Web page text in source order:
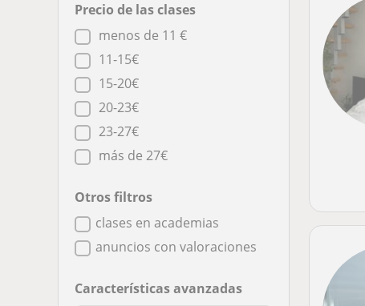
Precio de las clases
menos de 11 €
11-15€
15-20€
20-23€
23-27€
más de 27€
Otros filtros
clases en academias
anuncios con valoraciones
Características avanzadas